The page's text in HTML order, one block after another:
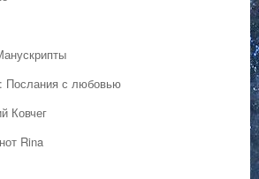
Послания с любовью
Ковчег
Rina